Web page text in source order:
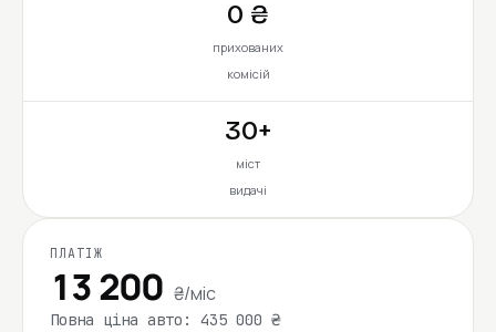
0 ₴
прихованих
комісій
30+
міст
видачі
ПЛАТІЖ
13 200 ₴/міс
Повна ціна авто: 435 000 ₴